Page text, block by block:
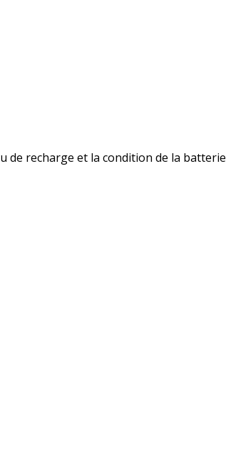
de recharge et la condition de la batterie